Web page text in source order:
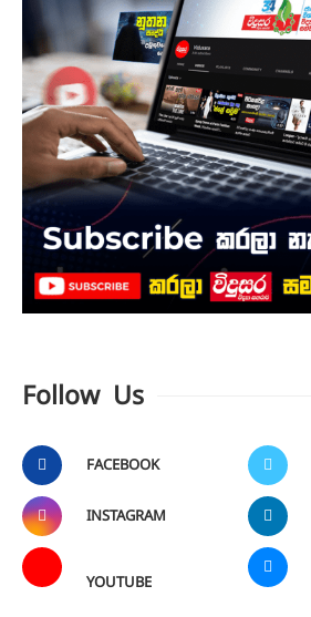
Follow Us
FACEBOOK
INSTAGRAM
YOUTUBE